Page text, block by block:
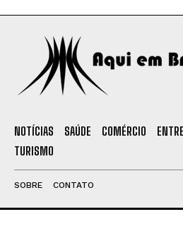
NOTÍCIAS SAÚDE COMÉRCIO
TURISMO
SOBRE CONTATO